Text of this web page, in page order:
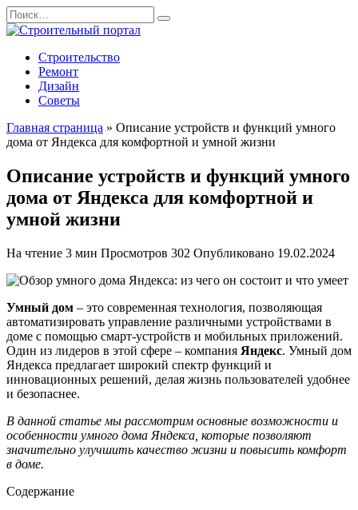
Перейти
к
содержанию
Search
for:
Строительство
Ремонт
Дизайн
Советы
Главная страница » Описание устройств и функций умного
дома от Яндекса для комфортной и умной жизни
Описание устройств и функций умного
дома от Яндекса для комфортной и
умной жизни
На чтение 3 мин Просмотров 302 Опубликовано 19.02.2024
Умный дом – это современная технология, позволяющая
автоматизировать управление различными устройствами в
доме с помощью смарт-устройств и мобильных приложений.
Один из лидеров в этой сфере – компания Яндекс. Умный дом
Яндекса предлагает широкий спектр функций и
инновационных решений, делая жизнь пользователей удобнее
и безопаснее.
В данной статье мы рассмотрим основные возможности и
особенности умного дома Яндекса, которые позволяют
значительно улучшить качество жизни и повысить комфорт
в доме.
Содержание